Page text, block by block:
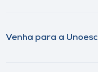
Venha para a Unoesc